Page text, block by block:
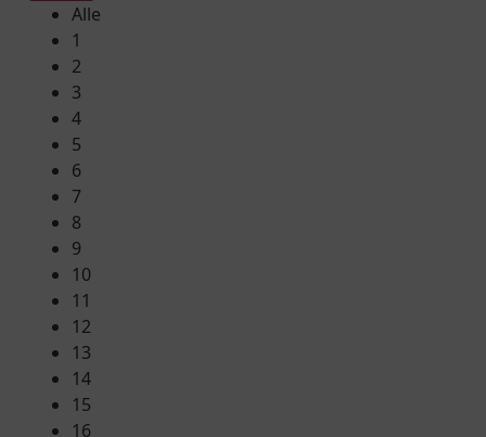
Alle
1
2
3
4
5
6
7
8
9
10
11
12
13
14
15
16